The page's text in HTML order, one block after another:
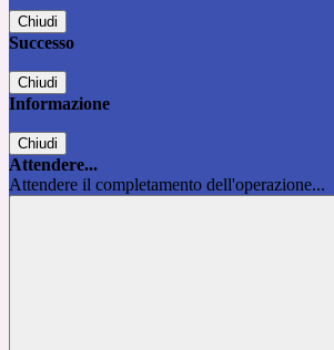
Chiudi
Successo
Chiudi
Informazione
Chiudi
Attendere...
Attendere il completamento dell'operazione...